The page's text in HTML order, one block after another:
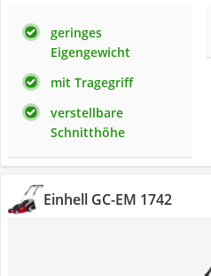
geringes
Eigengewicht
mit Tragegriff
verstellbare
Schnitthöhe
Einhell GC-EM 1742